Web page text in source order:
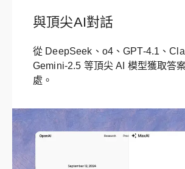
與頂尖AI對話
從 DeepSeek、o4、GPT-4.1、
Gemini-2.5 等頂尖 AI 模型獲取答
處。